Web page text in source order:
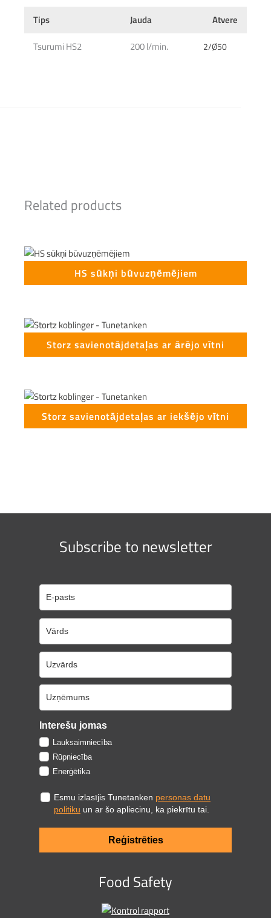
Tips Jauda
Atvere
Tsurumi HS2
200 l/min. 2/Ø50
Related products
HS sūkņi būvuzņēmējiem
Storz savienotājdetaļas ar ārējo vītni
Storz savienotājdetaļas ar iekšējo vītni
Subscribe to newsletter
Interešu jomas
Lauksaimniecība
Rūpniecība
Enerģētika
Esmu izlasījis Tunetanken personas datu
politiku un ar šo apliecinu, ka piekrītu tai.
Reģistrēties
Food Safety